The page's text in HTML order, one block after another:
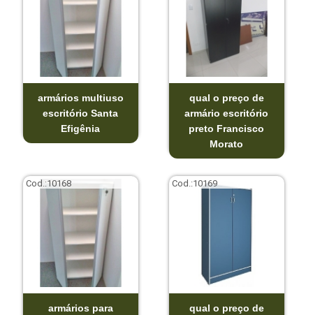
armários multiuso
escritório Santa
Efigênia
qual o preço de
armário escritório
preto Francisco
Morato
Cod.:10168
armários para
Cod.:10169
qual o preço de